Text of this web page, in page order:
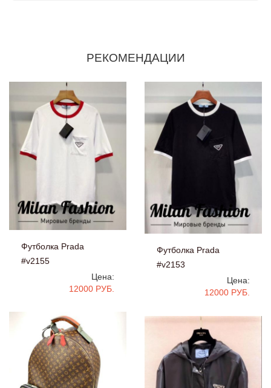
РЕКОМЕНДАЦИИ
Футболка Prada
#v2155
Цена:
12000 РУБ.
Футболка Prada
#v2153
Цена:
12000 РУБ.